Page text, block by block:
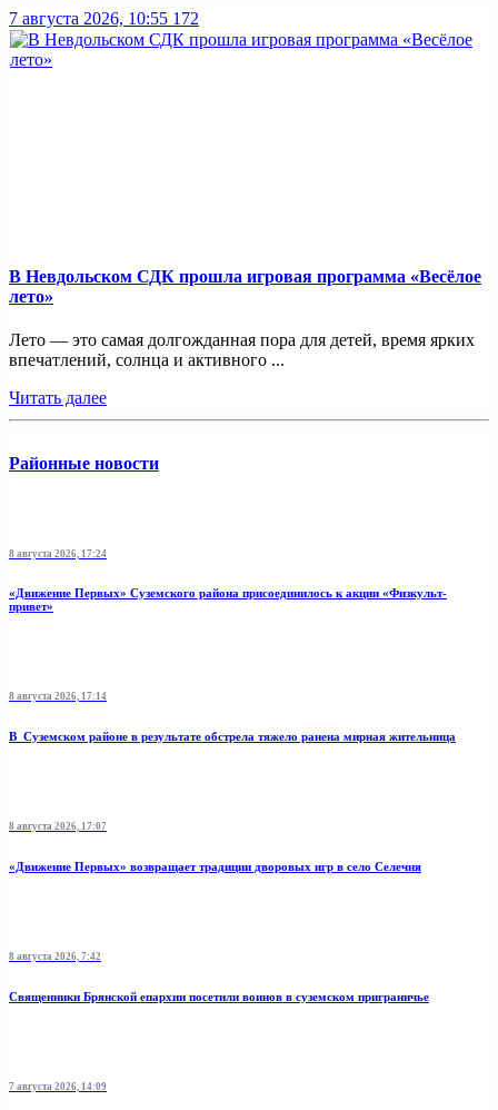
7 августа 2026, 10:55 172
В Невдольском СДК прошла игровая программа «Весёлое
лето»
Лето — это самая долгожданная пора для детей, время ярких
впечатлений, солнца и активного ...
Читать далее
Районные новости
8 августа 2026, 17:24
«Движение Первых» Суземского района присоединилось к акции «Физкульт-
привет»
8 августа 2026, 17:14
В Суземском районе в результате обстрела тяжело ранена мирная жительница
8 августа 2026, 17:07
«Движение Первых» возвращает традиции дворовых игр в село Селечня
8 августа 2026, 7:42
Священники Брянской епархии посетили воинов в суземском приграничье
7 августа 2026, 14:09